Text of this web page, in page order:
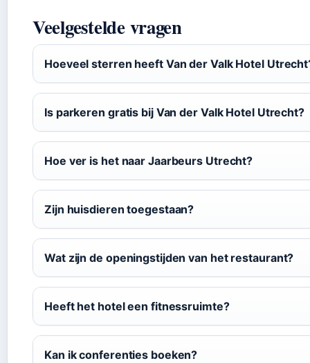
Veelgestelde vragen
Hoeveel sterren heeft Van der Valk Hotel
Is parkeren gratis bij Van der Valk Hotel Utrecht?
Hoe ver is het naar Jaarbeurs Utrecht?
Zijn huisdieren toegestaan?
Wat zijn de openingstijden van het restaurant?
Heeft het hotel een fitnessruimte?
Kan ik conferenties boeken?